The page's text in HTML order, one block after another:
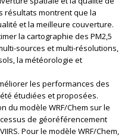
résultats montrent que la
et la meilleure couverture.
la cartographie des PM2,5
sources et multi-résolutions,
la météorologie et
les performances des
étudiées et proposées.
du modèle WRF/Chem sur le
de géoréférencement
Pour le modèle WRF/Chem,